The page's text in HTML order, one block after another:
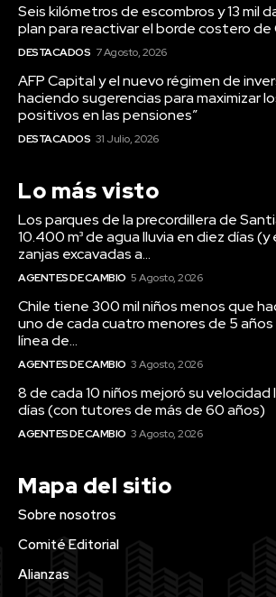
Seis kilómetros de escombros y 13 mil
plan para reactivar el borde costero de
DESTACADOS 7 Agosto, 2026
AFP Capital y el nuevo régimen de
haciendo sugerencias para maximizar
positivos en las pensiones”
DESTACADOS 31 Julio, 2026
Lo más visto
Los parques de la precordillera de
10.400 m³ de agua lluvia en diez días
zanjas excavadas a...
AGENTES DE CAMBIO 5 Agosto, 2026
Chile tiene 300 mil niños menos que
uno de cada cuatro menores de 5 años
línea de...
AGENTES DE CAMBIO 3 Agosto, 2026
8 de cada 10 niños mejoró su
días (con tutores de más de 60 años)
AGENTES DE CAMBIO 3 Agosto, 2026
Mapa del sitio
Sobre nosotros
Comité Editorial
Alianzas